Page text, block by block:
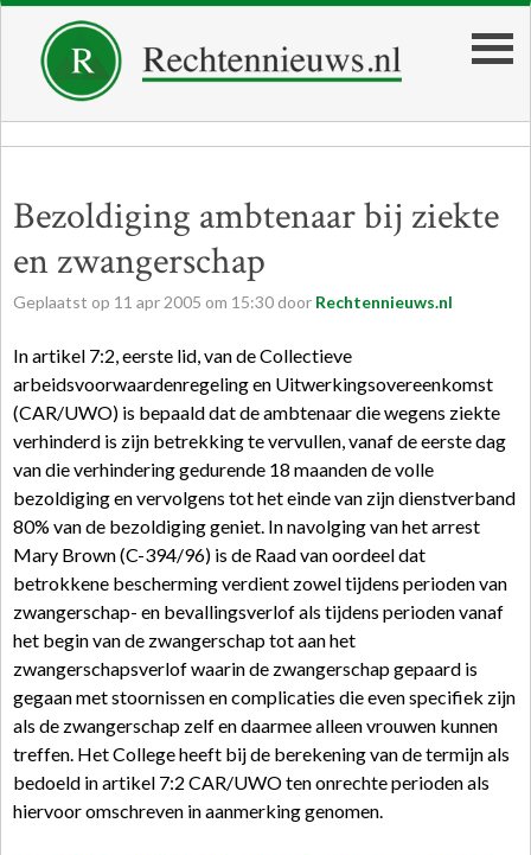
Bezoldiging ambtenaar bij ziekte
en zwangerschap
Geplaatst op 11 apr 2005 om 15:30 door Rechtennieuws.nl
In artikel 7:2, eerste lid, van de Collectieve
arbeidsvoorwaardenregeling en Uitwerkingsovereenkomst
(CAR/UWO) is bepaald dat de ambtenaar die wegens ziekte
verhinderd is zijn betrekking te vervullen, vanaf de eerste dag
van die verhindering gedurende 18 maanden de volle
bezoldiging en vervolgens tot het einde van zijn dienstverband
80% van de bezoldiging geniet. In navolging van het arrest
Mary Brown (C-394/96) is de Raad van oordeel dat
betrokkene bescherming verdient zowel tijdens perioden van
zwangerschap- en bevallingsverlof als tijdens perioden vanaf
het begin van de zwangerschap tot aan het
zwangerschapsverlof waarin de zwangerschap gepaard is
gegaan met stoornissen en complicaties die even specifiek zijn
als de zwangerschap zelf en daarmee alleen vrouwen kunnen
treffen. Het College heeft bij de berekening van de termijn als
bedoeld in artikel 7:2 CAR/UWO ten onrechte perioden als
hiervoor omschreven in aanmerking genomen.